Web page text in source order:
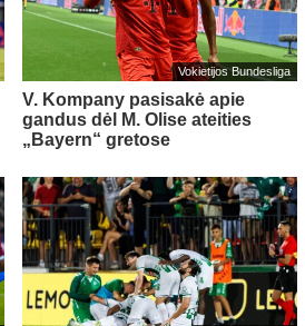
Vokietijos Bundesliga
V. Kompany pasisakė apie
gandus dėl M. Olise ateities
„Bayern“ gretose